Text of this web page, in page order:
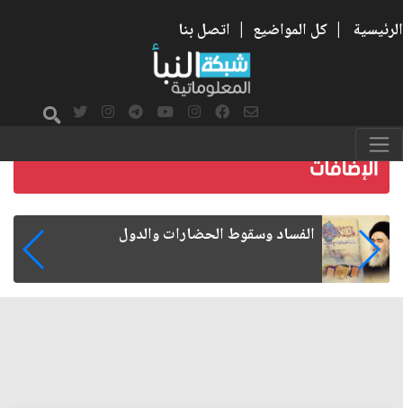
الرئيسية | كل المواضيع | اتصل بنا
رواتب الموظفين على صفيح ساخن